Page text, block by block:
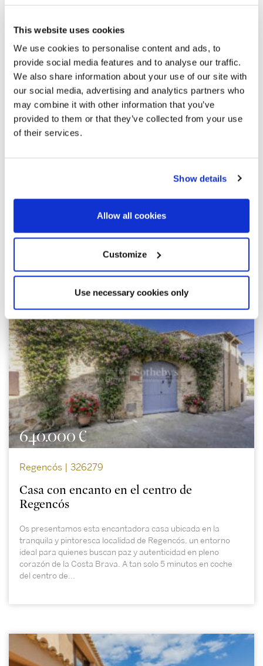
This website uses cookies
We use cookies to personalise content and ads, to
provide social media features and to analyse our traffic.
We also share information about your use of our site with
our social media, advertising and analytics partners who
may combine it with other information that you’ve
provided to them or that they’ve collected from your use
of their services.
Show details
Allow all cookies
Customize
Use necessary cookies only
750.000 €
Pals | 326312
Pals como de la playa. Una ubicación privilegiada para
disfrutar de tranquilidad, naturaleza y mar. La vivienda, de
640.000 €
Regencós | 326279
Casa con encanto en el centro de
Regencós
Os presentamos esta encantadora casa ubicada en la
tranquila y pintoresca localidad de Regencós, un entorno
ideal para quienes buscan paz y autenticidad en pleno
corazón de la Costa Brava. A tan solo 5 minutos en coche
del centro de...